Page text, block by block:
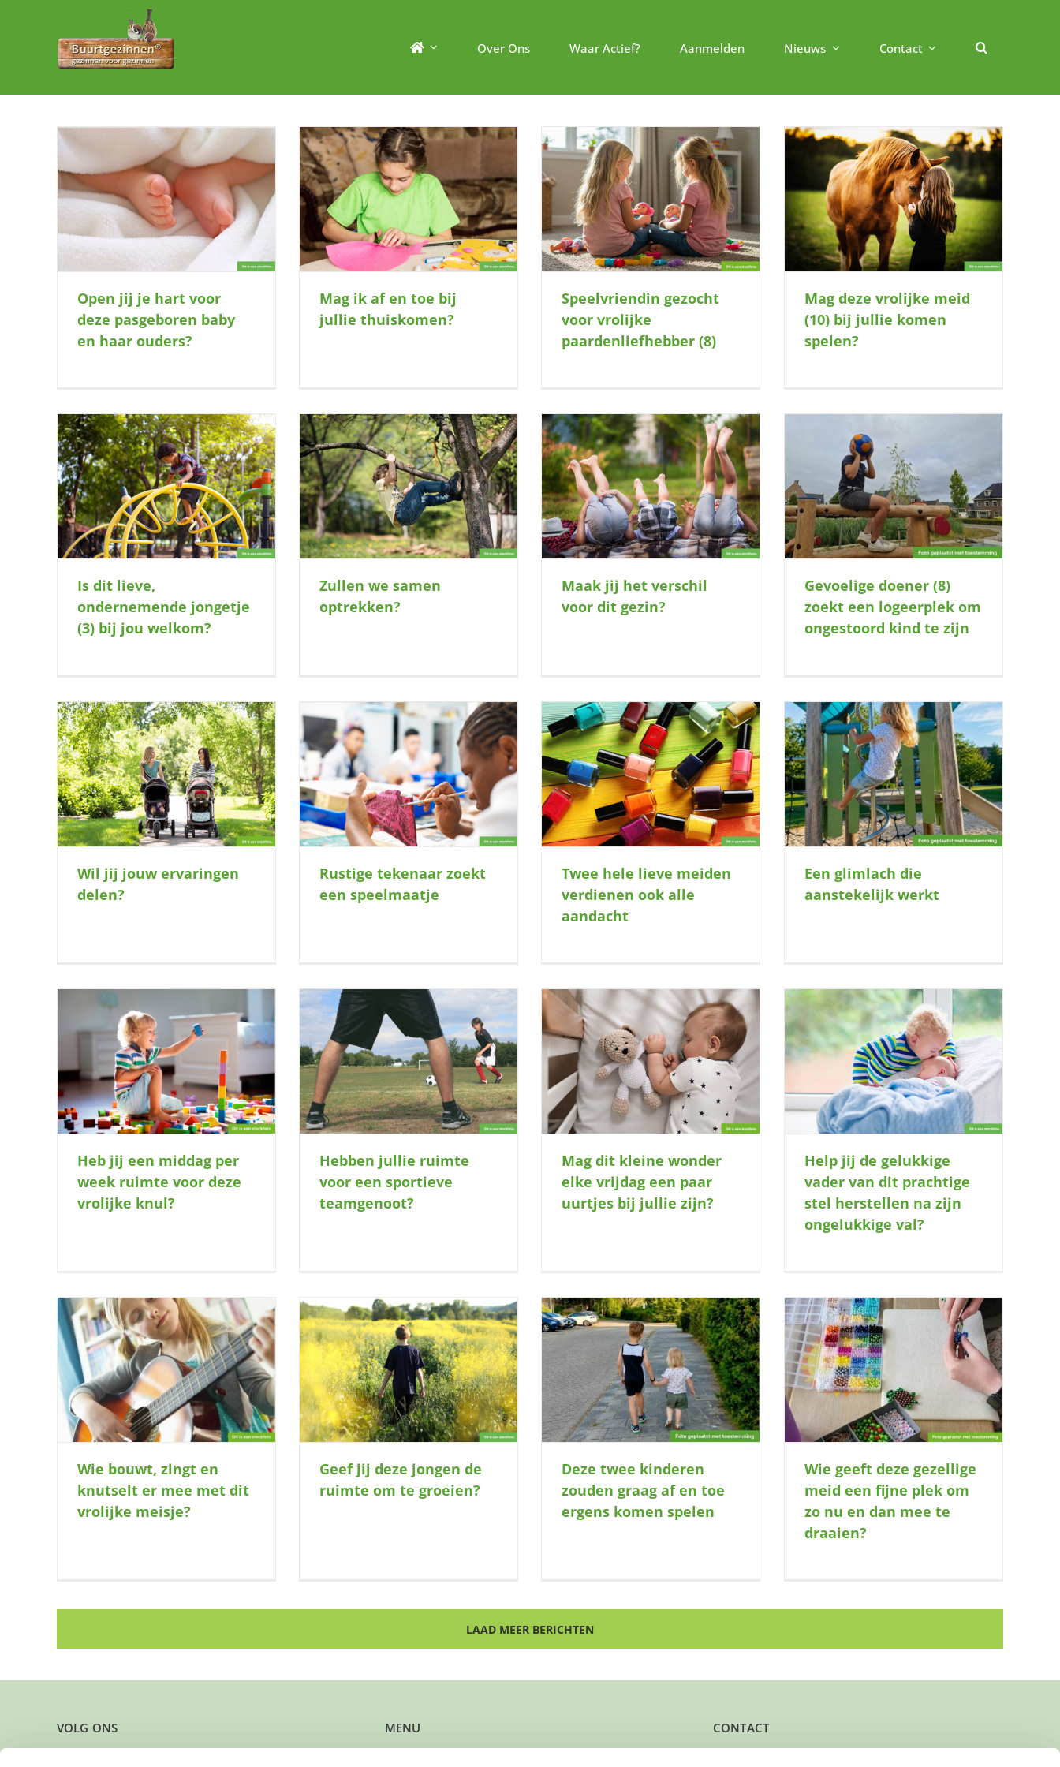
Over Ons Waar Actief? Aanmelden Nieuws Contact
Open jij je hart voor
deze pasgeboren baby
en haar ouders?
Mag ik af en toe bij jullie thuiskomen?
Mag ik af en toe bij
jullie thuiskomen?
Speelvriendin gezocht voor vrolijke
paardenliefhebber (8)
Speelvriendin gezocht
voor vrolijke
paardenliefhebber (8)
Mag deze vrolijke meid (10) bij jullie
komen spelen?
Mag deze vrolijke meid
(10) bij jullie komen
spelen?
Is dit lieve,
ondernemende jongetje
(3) bij jou welkom?
Zullen we samen optrekken?
Zullen we samen
optrekken?
Maak jij het verschil voor dit gezin?
Maak jij het verschil
voor dit gezin?
Gevoelige doener (8) zoekt een
logeerplek om ongestoord kind te zijn
Gevoelige doener (8)
zoekt een logeerplek om
ongestoord kind te zijn
Wil jij jouw ervaringen
delen?
Rustige tekenaar zoekt een
speelmaatje
Rustige tekenaar zoekt
een speelmaatje
Twee hele lieve meiden verdienen ook
alle aandacht
Twee hele lieve meiden
verdienen ook alle
aandacht
Een glimlach die aanstekelijk werkt
Een glimlach die
aanstekelijk werkt
Heb jij een middag per
week ruimte voor deze
vrolijke knul?
Hebben jullie ruimte voor een
sportieve teamgenoot?
Hebben jullie ruimte
voor een sportieve
teamgenoot?
Mag dit kleine wonder elke vrijdag een
paar uurtjes bij jullie zijn?
Mag dit kleine wonder
elke vrijdag een paar
uurtjes bij jullie zijn?
Help jij de gelukkige vader van dit
prachtige stel herstellen na zijn
ongelukkige val?
Help jij de gelukkige
vader van dit prachtige
stel herstellen na zijn
ongelukkige val?
Wie bouwt, zingt en
knutselt er mee met dit
vrolijke meisje?
Geef jij deze jongen de ruimte om te
groeien?
Geef jij deze jongen de
ruimte om te groeien?
Deze twee kinderen zouden graag af
en toe ergens komen spelen
Deze twee kinderen
zouden graag af en toe
ergens komen spelen
Wie geeft deze gezellige meid een fijne
plek om zo nu en dan mee te draaien?
Wie geeft deze gezellige
meid een fijne plek om
zo nu en dan mee te
draaien?
LAAD MEER BERICHTEN
VOLG ONS MENU
Kun je steun gebruiken?
CONTACT
Het kantoor- en postadres van Buurtgezinnen is: